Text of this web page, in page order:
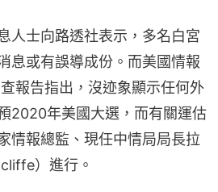
人士向路透社表示，多名白宮
息或有誤導成份。而美國情報
報告指出，沒迹象顯示任何外
2020年美國大選，而有關運估
情報總監、現任中情局局長拉
）進行。